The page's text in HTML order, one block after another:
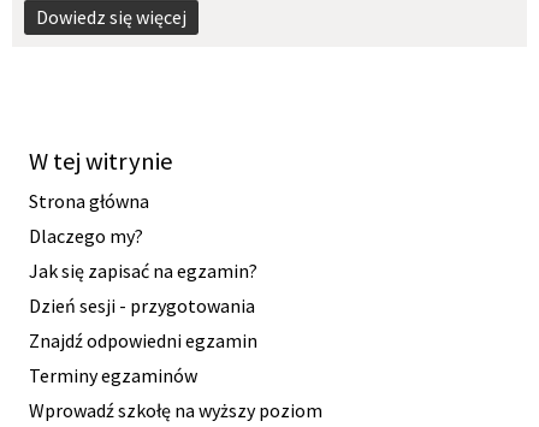
Dowiedz się więcej
W tej witrynie
Strona główna
Dlaczego my?
Jak się zapisać na egzamin?
Dzień sesji - przygotowania
Znajdź odpowiedni egzamin
Terminy egzaminów
Wprowadź szkołę na wyższy poziom